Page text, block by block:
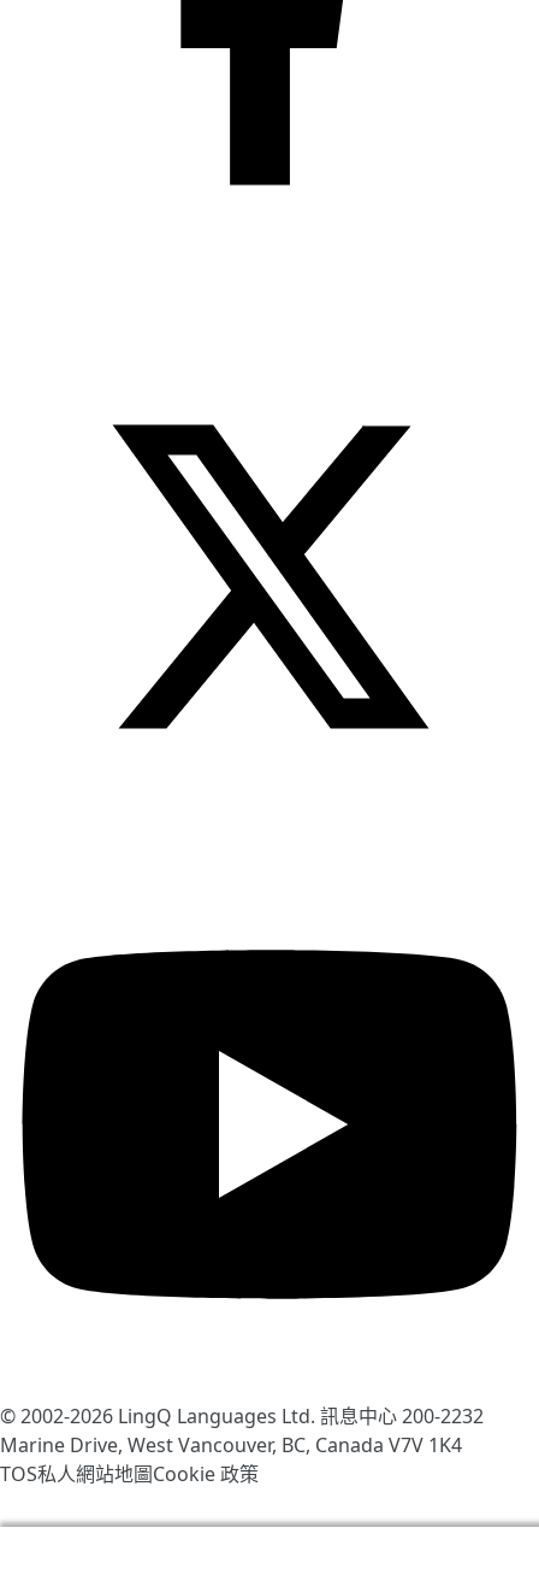
© 2002-2026 LingQ Languages Ltd. 訊息中心 200-2232
Marine Drive, West Vancouver, BC, Canada V7V 1K4
TOS私人網站地圖Cookie 政策